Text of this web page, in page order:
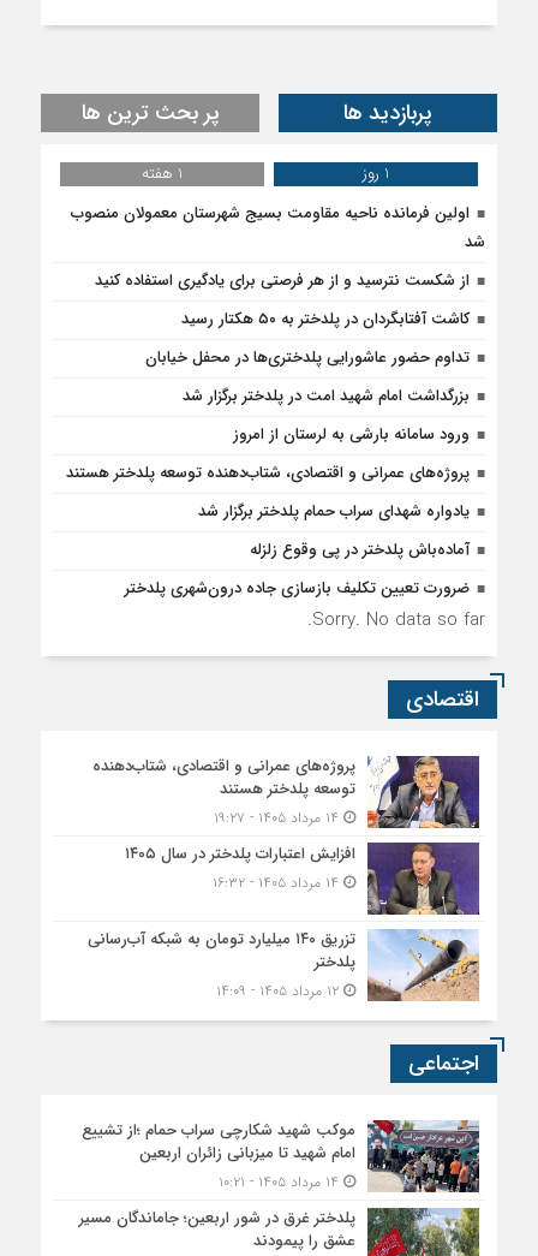
پربازدید ها پر بحث ترین ها
1 روز
1 هفته
اولین فرمانده ناحیه مقاومت بسیج شهرستان معمولان منصوب
شد
از شکست نترسید و از هر فرصتی برای یادگیری استفاده کنید
کاشت آفتابگردان در پلدختر به ۵۰ هکتار رسید
تداوم حضور عاشورایی پلدختری‌ها در محفل خیابان
بزرگداشت امام شهید امت در پلدختر برگزار شد
ورود سامانه بارشی به لرستان از امروز
پروژه‌های عمرانی و اقتصادی، شتاب‌دهنده توسعه پلدختر هستند
یادواره شهدای سراب حمام پلدختر برگزار شد
آماده‌باش پلدختر در پی وقوع زلزله
ضرورت تعیین تکلیف بازسازی جاده درون‌شهری پلدختر
Sorry. No data so far.
اقتصادی
پروژه‌های عمرانی و اقتصادی، شتاب‌دهنده
توسعه پلدختر هستند
افزایش اعتبارات پلدختر در سال ۱۴۰۵
تزریق ۱۴۰ میلیارد تومان به شبکه آب‌رسانی
پلدختر
۱۲ مرداد ۱۴۰۵ - ۱۴:۰۹
اجتماعی
موکب شهید شکارچی سراب حمام ؛از تشییع
امام شهید تا میزبانی زائران اربعین
پلدختر غرق در شور اربعین؛ جاماندگان مسیر
عشق را پیمودند